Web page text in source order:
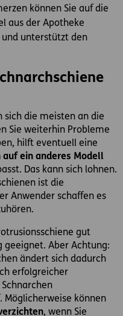
können Sie auf die
aus der Apotheke
unterstützt den
sich die meisten an die
Sie weiterhin Probleme
hilft eventuell eine
auf ein anderes Modell
Das kann sich lohnen.
ist die
Anwender schaffen es
gut
geeignet. Aber Achtung:
ändert sich dadurch
erfolgreicher
Möglicherweise können
, wenn Sie